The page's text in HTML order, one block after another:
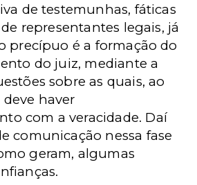
de testemunhas, fáticas
representantes legais, já
precípuo é a formação do
do juiz, mediante a
sobre as quais, ao
haver
com a veracidade. Daí
comunicação nessa fase
geram, algumas